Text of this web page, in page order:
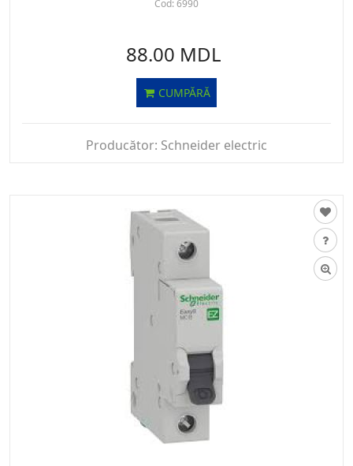
Cod:6990
88.00 MDL
CUMPĂRĂ
Producător: Schneider electric